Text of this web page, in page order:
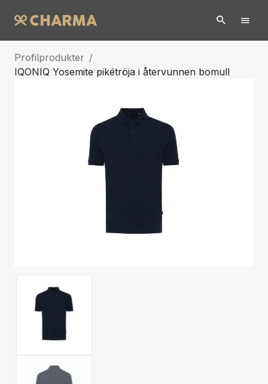
Profilprodukter /
IQONIQ Yosemite pikétröja i återvunnen bomull